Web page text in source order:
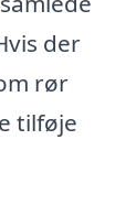
der
rør
tilføje